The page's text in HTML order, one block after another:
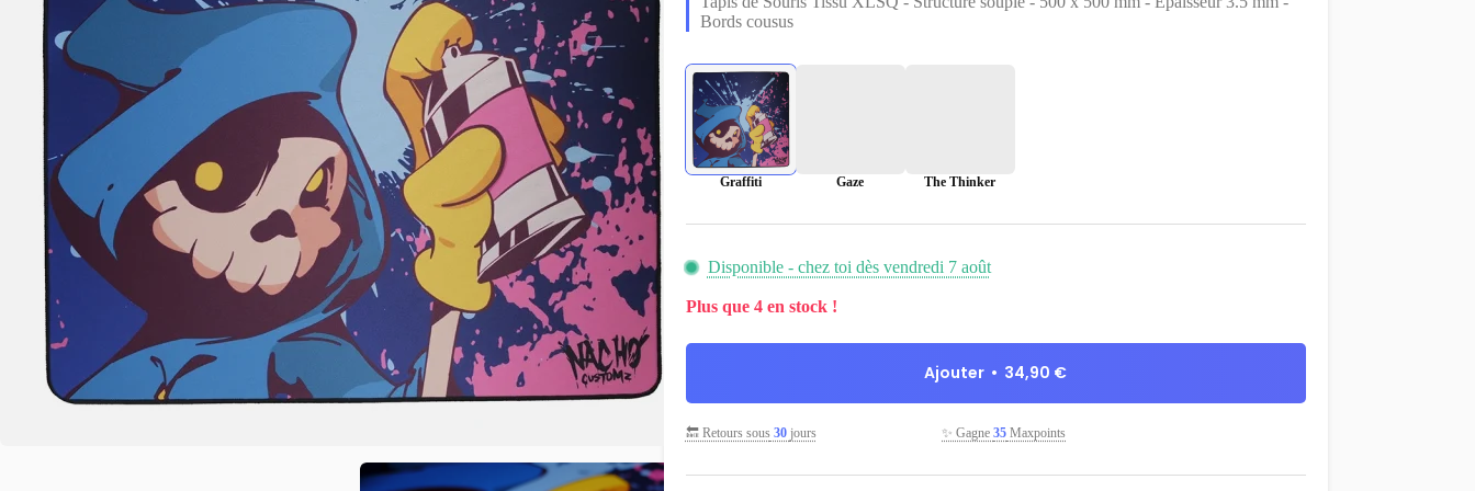
était :
59,90 €.
est :
34,90 €.
Bords cousus
Graffiti Gaze The Thinker
Disponible - chez toi dès vendredi 7 août
Plus que 4 en stock !
Ajouter • 34,90 €
🔙 Retours sous30 jours ✨ Gagne35 Maxpoints